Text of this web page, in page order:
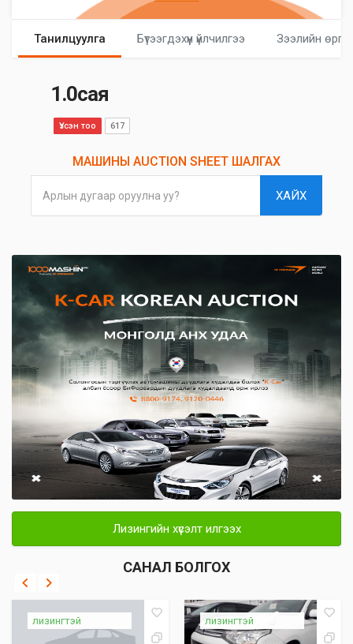
Танилцуулга Бүтээгдэхүүн үйлчилгээ Зээлийн
1.0сая
Үзсэн тоо 617
МАШИНЫ AUCTION SHEET ШАЛГАХ
Арлын дугаар оруулна уу? ХАЙХ
Лизингийн хүсэлт илгээх
САНАЛ БОЛГОХ
лизингтэй лизингтэй